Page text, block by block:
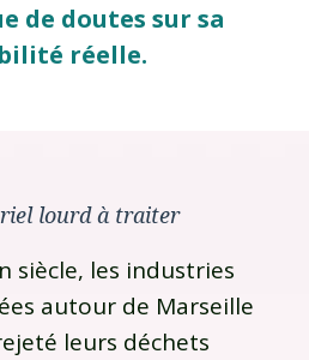
de doutes sur sa
réelle.
lourd à traiter
siècle, les industries
autour de Marseille
leurs déchets